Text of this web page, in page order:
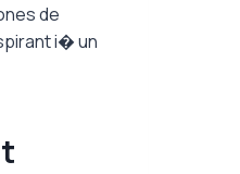
de
i� un